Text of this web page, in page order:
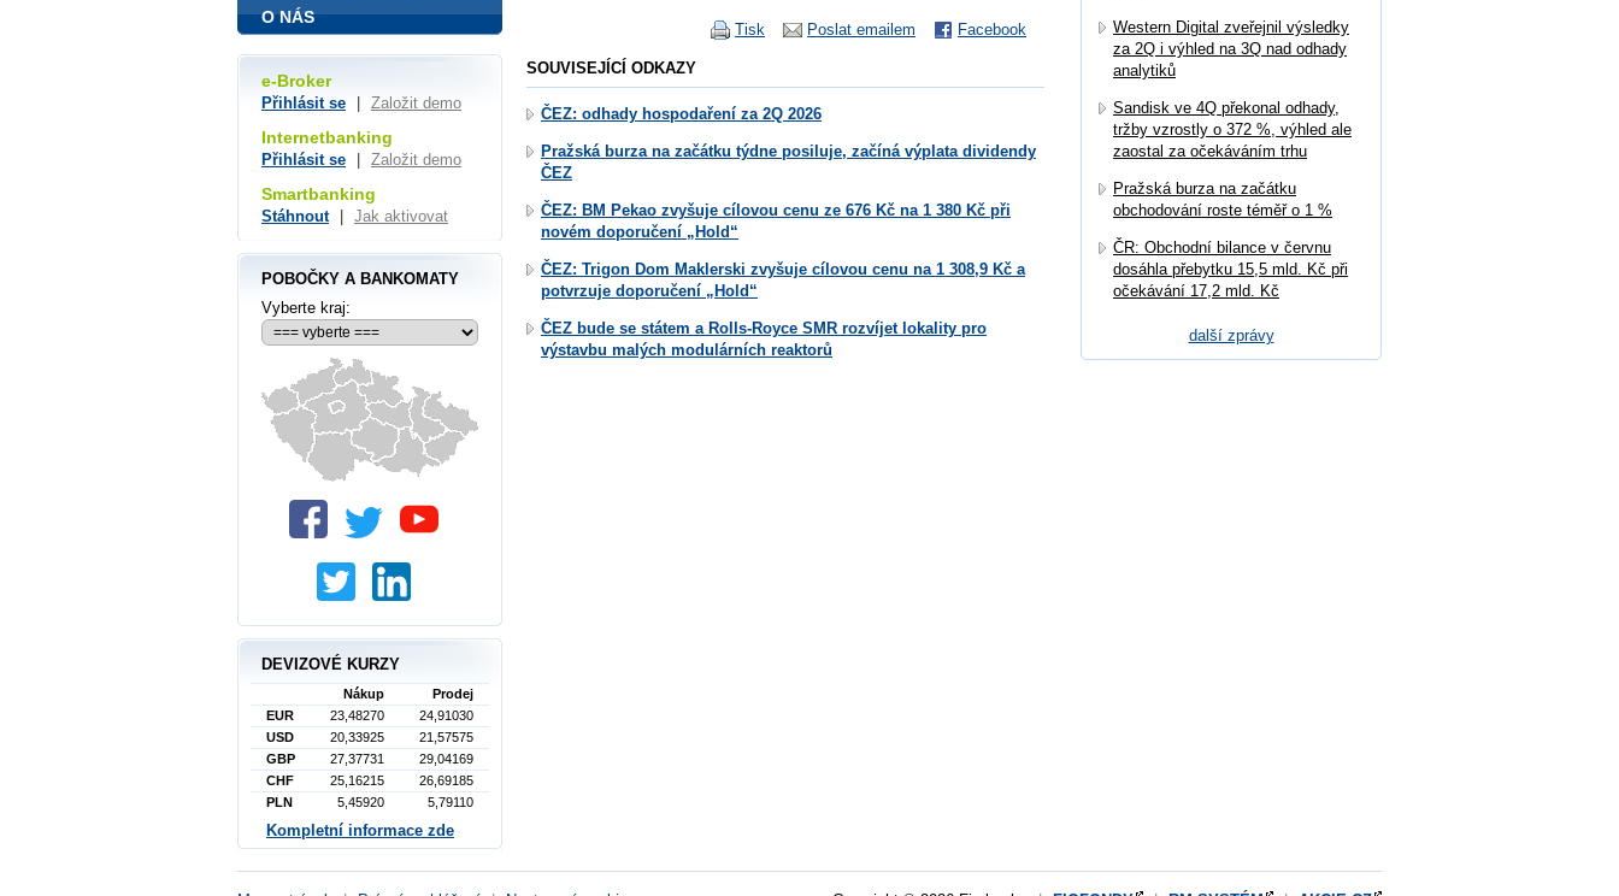
Facebook
Poslat emailem
Tisk
SOUVISEJÍCÍ ODKAZY
ČEZ: odhady hospodaření za 2Q 2026
Pražská burza na začátku týdne posiluje, začíná výplata dividendy
ČEZ
ČEZ: BM Pekao zvyšuje cílovou cenu ze 676 Kč na 1 380 Kč při
novém doporučení „Hold“
ČEZ: Trigon Dom Maklerski zvyšuje cílovou cenu na 1 308,9 Kč a
potvrzuje doporučení „Hold“
ČEZ bude se státem a Rolls-Royce SMR rozvíjet lokality pro
výstavbu malých modulárních reaktorů
Western Digital zveřejnil výsledky
za 2Q i výhled na 3Q nad odhady
analytiků
Sandisk ve 4Q překonal odhady,
tržby vzrostly o 372 %, výhled ale
zaostal za očekáváním trhu
Pražská burza na začátku
obchodování roste téměř o 1 %
ČR: Obchodní bilance v červnu
dosáhla přebytku 15,5 mld. Kč při
očekávání 17,2 mld. Kč
další zprávy
O NÁS
e-Broker
Přihlásit se Založit demo
Internetbanking
Přihlásit se Založit demo
Smartbanking
Stáhnout Jak aktivovat
POBOČKY A BANKOMATY
Vyberte kraj:
DEVIZOVÉ KURZY
Nákup
Prodej
EUR
23,48270
24,91030
USD
20,33925
21,57575
GBP
27,37731
29,04169
CHF
25,16215
26,69185
PLN
5,45920 5,79110
Kompletní informace zde